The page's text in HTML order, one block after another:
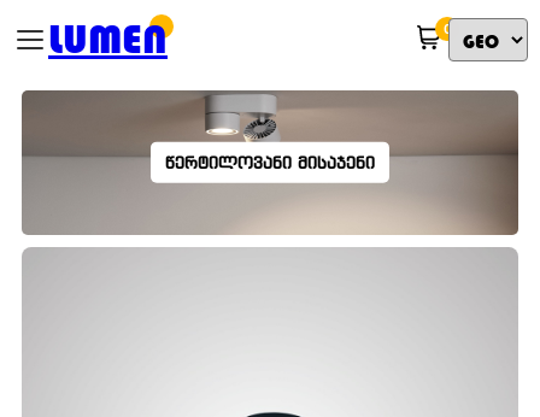
LUMEN 0
ᲬᲔᲠᲢᲘᲚᲝᲕᲐᲜᲘ ᲛᲘᲡᲐᲯᲔᲜᲘ